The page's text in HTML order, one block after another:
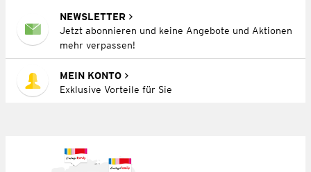
NEWSLETTER
Jetzt abonnieren und keine Angebote und Aktionen
mehr verpassen!
MEIN KONTO
Exklusive Vorteile für Sie